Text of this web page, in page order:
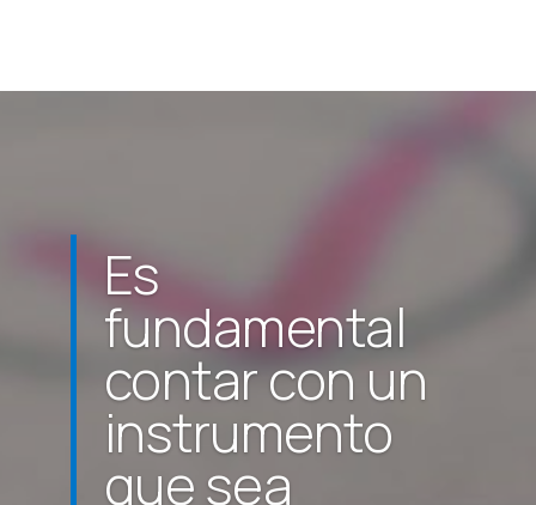
Es
fundamental
contar con un
instrumento
que sea